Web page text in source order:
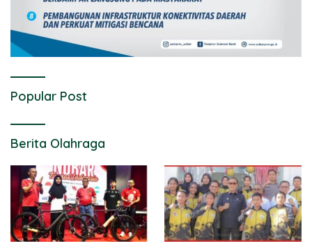
Popular Post
Berita Olahraga